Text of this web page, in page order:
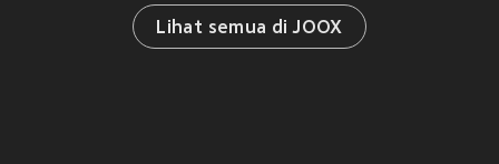
Lihat semua di JOOX